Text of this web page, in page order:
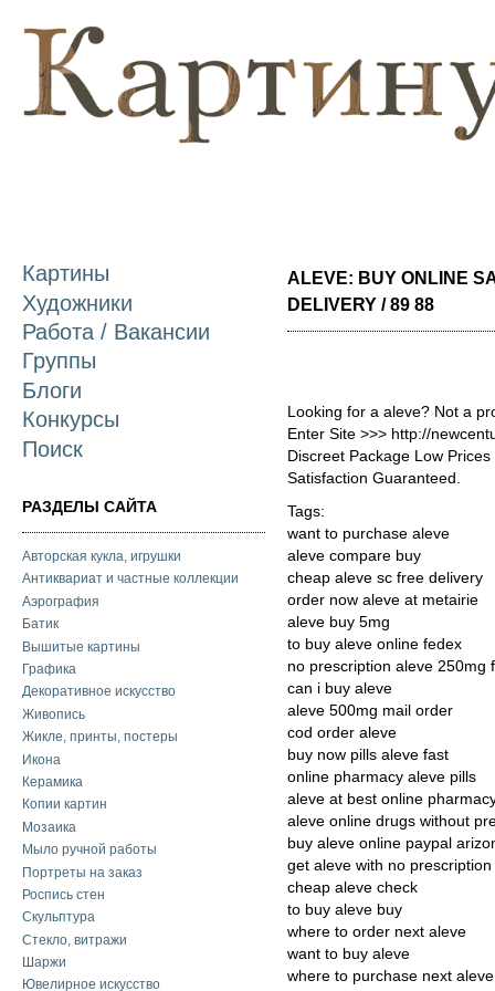
Картины
Художники
Работа / Вакансии
Группы
Блоги
Конкурсы
Поиск
РАЗДЕЛЫ САЙТА
Авторская кукла, игрушки
Антиквариат и частные коллекции
Аэрография
Батик
Вышитые картины
Графика
Декоративное искусство
Живопись
Жикле, принты, постеры
Икона
Керамика
Копии картин
Мозаика
Мыло ручной работы
Портреты на заказ
Роспись стен
Скульптура
Стекло, витражи
Шаржи
Ювелирное искусство
ALEVE: BUY ONLINE
DELIVERY / 89 88
Looking for a aleve? Not a
Enter Site >>> http://
Discreet Package Low
Satisfaction Guaranteed.
Tags:
want to purchase aleve
aleve compare buy
cheap aleve sc free delivery
order now aleve at metairie
aleve buy 5mg
to buy aleve online fedex
no prescription aleve 250mg
can i buy aleve
aleve 500mg mail order
cod order aleve
buy now pills aleve fast
online pharmacy aleve pills
aleve at best online
aleve online drugs without
buy aleve online paypal
get aleve with no prescription
cheap aleve check
to buy aleve buy
where to order next aleve
want to buy aleve
where to purchase next aleve